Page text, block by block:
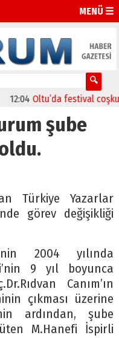
MENÜ ☰
Oltu’da festival
şube
Türkiye Yazarlar
görev değişikliği
2004 yılında
9 yıl boyunca
Canım’ın
çıkması üzerine
ardından, şube
M.Hanefi İspirli